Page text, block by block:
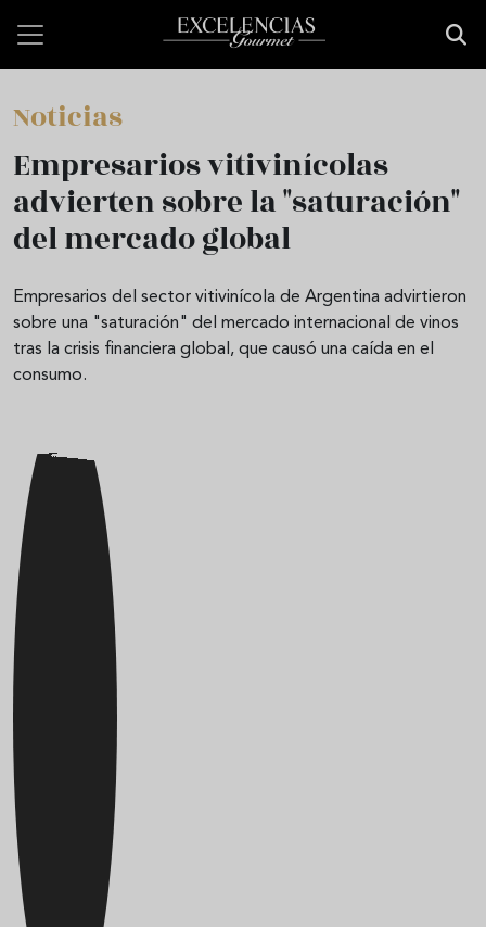
Noticias
Empresarios vitivinícolas
advierten sobre la "saturación"
del mercado global
Empresarios del sector vitivinícola de Argentina advirtieron
sobre una "saturación" del mercado internacional de vinos
tras la crisis financiera global, que causó una caída en el
consumo.